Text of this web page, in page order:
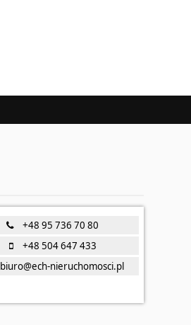
+48 95 736 70 80
+48 504 647 433
biuro@ech-nieruchomosci.pl